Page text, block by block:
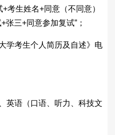
考生姓名+同意（不同意）
张三+同意参加复试”；
学考生个人简历及自述》电
英语（口语、听力、科技文